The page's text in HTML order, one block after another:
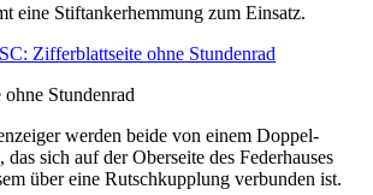
eine Stiftankerhemmung zum Einsatz.
Stundenrad
werden beide von einem Doppel-
das sich auf der Oberseite des Federhauses
über eine Rutschkupplung verbunden ist.